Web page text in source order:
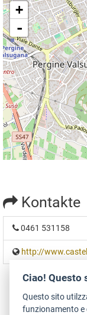
+
-
Kontakte
0461 531158
http://
Ciao!
Questo sito
funzionamento e